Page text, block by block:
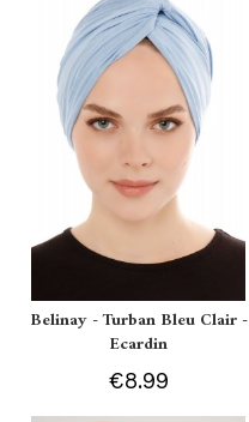
Belinay - Turban Bleu Clair -
Ecardin
€8.99